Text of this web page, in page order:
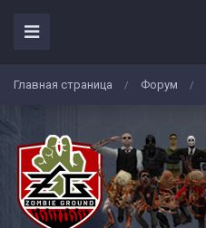
Главная страница / Форум /